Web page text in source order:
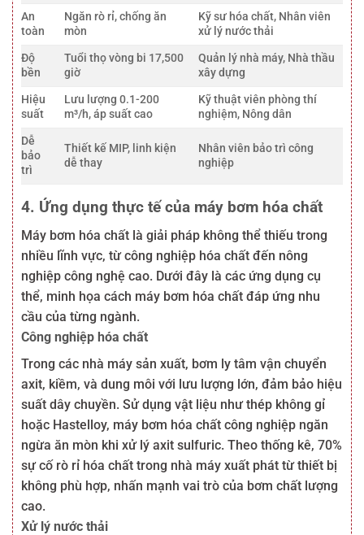
An
toàn
Ngăn rò rỉ, chống ăn
mòn
Kỹ sư hóa chất, Nhân viên
xử lý nước thải
Độ
bền
Tuổi thọ vòng bi 17,500
giờ
Quản lý nhà máy, Nhà thầu
xây dựng
Hiệu
suất
Lưu lượng 0.1-200
m³/h, áp suất cao
Kỹ thuật viên phòng thí
nghiệm, Nông dân
Dễ
bảo
trì
Thiết kế MIP, linh kiện
dễ thay
Nhân viên bảo trì công
nghiệp
4. Ứng dụng thực tế của máy bơm hóa chất
Máy bơm hóa chất là giải pháp không thể thiếu trong
nhiều lĩnh vực, từ công nghiệp hóa chất đến nông
nghiệp công nghệ cao. Dưới đây là các ứng dụng cụ
thể, minh họa cách máy bơm hóa chất đáp ứng nhu
cầu của từng ngành.
Công nghiệp hóa chất
Trong các nhà máy sản xuất, bơm ly tâm vận chuyển
axit, kiềm, và dung môi với lưu lượng lớn, đảm bảo hiệu
suất dây chuyền. Sử dụng vật liệu như thép không gỉ
hoặc Hastelloy, máy bơm hóa chất công nghiệp ngăn
ngừa ăn mòn khi xử lý axit sulfuric. Theo thống kê, 70%
sự cố rò rỉ hóa chất trong nhà máy xuất phát từ thiết bị
không phù hợp, nhấn mạnh vai trò của bơm chất lượng
cao.
Xử lý nước thải